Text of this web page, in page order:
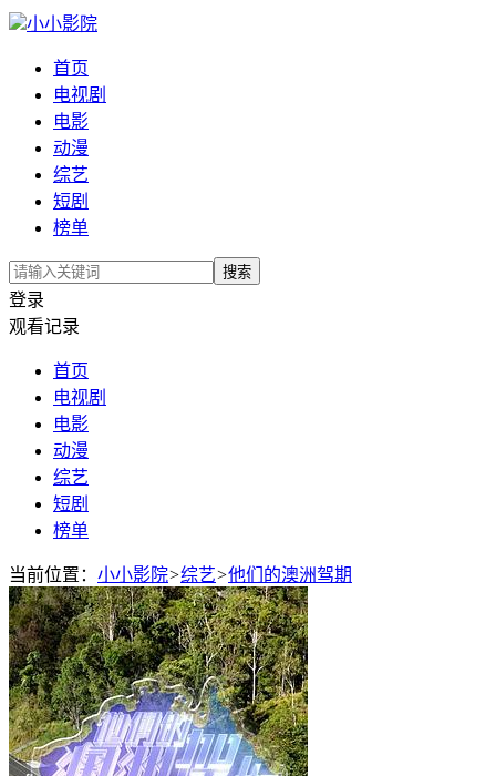
小小影院
首页
电视剧
电影
动漫
综艺
短剧
榜单
搜索
登录
观看记录
首页
电视剧
电影
动漫
综艺
短剧
榜单
当前位置： 小小影院>综艺>他们的澳洲驾期